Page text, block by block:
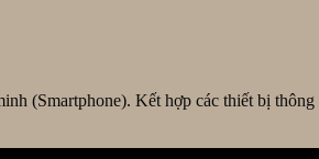
(Smartphone). Kết hợp các thiết bị